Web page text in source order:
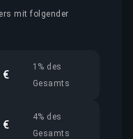
mit folgender
€
1% des
Gesamts
€
4% des
Gesamts